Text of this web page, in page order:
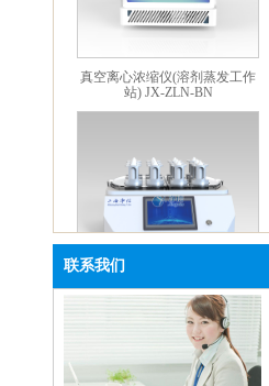
真空离心浓缩仪(溶剂蒸发工作
站) JX-ZLN-BN
单细胞悬液制备仪 JX-DLDXB-
12
联系我们